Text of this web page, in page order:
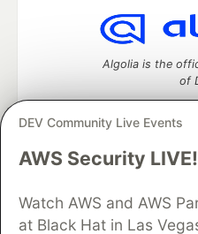
DEV Community Live Events
AWS Security
Watch AWS and AWS
at Black Hat in Las
Algolia is the
of
DEV Community— A space to
Home
DEV
DEV Education Tracks